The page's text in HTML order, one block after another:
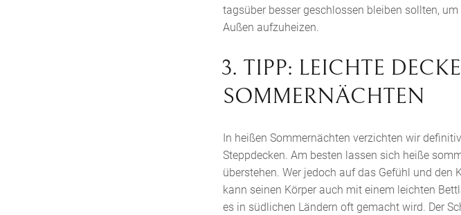
tagsüber besser geschlossen bleiben sollten,
Außen aufzuheizen.
3. TIPP: LEICHTE
OMMERNÄCHTEN
In heißen Sommernächten verzichten wir
Steppdecken. Am besten lassen sich heiße
überstehen. Wer jedoch auf das Gefühl und
kann seinen Körper auch mit einem leichten
es in südlichen Ländern oft gemacht wird. Der